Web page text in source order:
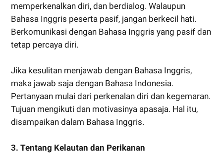
memperkenalkan diri, dan berdialog. Walaupun
Bahasa Inggris peserta pasif, jangan berkecil hati.
Berkomunikasi dengan Bahasa Inggris yang pasif dan
tetap percaya diri.
Jika kesulitan menjawab dengan Bahasa Inggris,
maka jawab saja dengan Bahasa Indonesia.
Pertanyaan mulai dari perkenalan diri dan kegemaran.
Tujuan mengikuti dan motivasinya apasaja. Hal itu,
disampaikan dalam Bahasa Inggris.
3. Tentang Kelautan dan Perikanan